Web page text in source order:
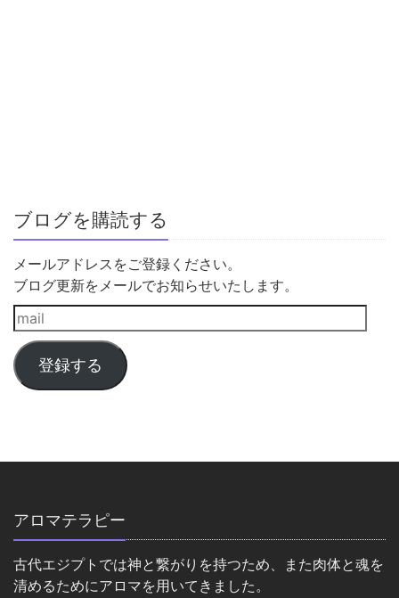
ブログを購読する
メールアドレスをご登録ください。
ブログ更新をメールでお知らせいたします。
登録する
アロマテラピー
古代エジプトでは神と繋がりを持つため、また肉体と魂を
清めるためにアロマを用いてきました。